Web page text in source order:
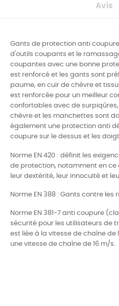
Avis
Gants de protection anti
d'outils coupants et le
coupantes avec une bonne
est renforcé et les gants sont
paume, en cuir de chèvre et
est renforcée pour un meilleur
confortables avec de
chèvre et les manchettes sont
également une protection anti
coupure sur le dessus et les
Norme EN 420 : définit les
de protection, notamment en ce
leur dextérité, leur innocuité et
Norme EN 388 : Gants contre les
Norme EN 381-7 anti coupure
sécurité pour les utilisateurs de
est liée à la vitesse de chaîne de
une vitesse de chaîne de 16 m/s.